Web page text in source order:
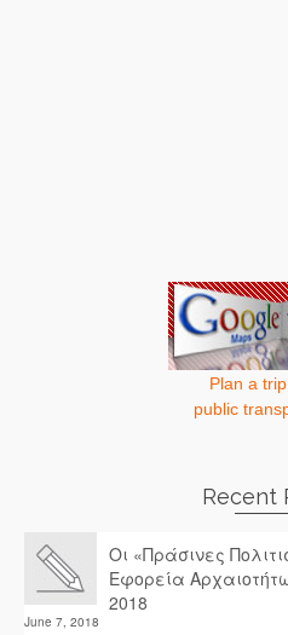
Plan a
public
Recent
Οι «Πράσινες
Εφορεία
2018
June 7, 2018